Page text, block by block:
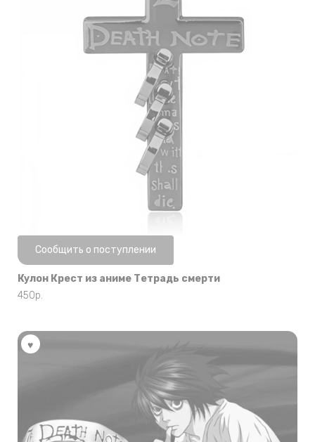
Нет в наличии
Сообщить о поступлении
Кулон Крест из аниме Тетрадь смерти
450р.